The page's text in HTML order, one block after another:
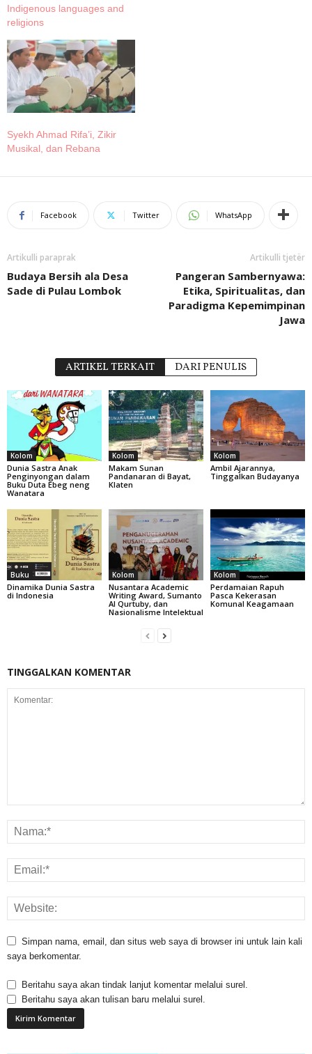
Indigenous languages and
religions
Syekh Ahmad Rifa’i, Zikir
Musikal, dan Rebana
Facebook Twitter WhatsApp
Artikulli paraprak
Budaya Bersih ala Desa
Sade di Pulau Lombok
Artikulli tjetër
Pangeran Sambernyawa:
Etika, Spiritualitas, dan
Paradigma Kepemimpinan
Jawa
ARTIKEL TERKAIT DARI PENULIS
Kolom
Dunia Sastra Anak
Penginyongan dalam
Buku Duta Ebeg neng
Wanatara
Kolom
Makam Sunan
Pandanaran di Bayat,
Klaten
Kolom
Ambil Ajarannya,
Tinggalkan Budayanya
Buku
Dinamika Dunia Sastra
di Indonesia
Kolom
Nusantara Academic
Writing Award, Sumanto
Al Qurtuby, dan
Nasionalisme Intelektual
Kolom
Perdamaian Rapuh
Pasca Kekerasan
Komunal Keagamaan
TINGGALKAN KOMENTAR
Simpan nama, email, dan situs web saya di browser ini untuk lain kali
saya berkomentar.
Beritahu saya akan tindak lanjut komentar melalui surel.
Beritahu saya akan tulisan baru melalui surel.